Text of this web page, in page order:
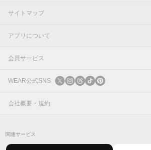
サイトマップ
アプリについて
会員サービス
ログイン
新規会員登録
WEAR公式SNS
X
会社概要・規約
関連サービス